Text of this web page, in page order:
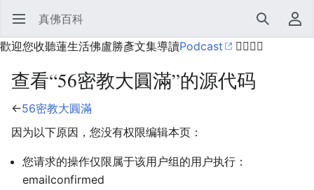
打开主菜单 真佛百科 搜索
用户菜单
歡迎您收聽蓮生活佛盧勝彥文集導讀Podcast 🙋‍♂️🙋‍♀️
查看“56密教大圓滿”的源代码
←56密教大圓滿
因为以下原因，您没有权限编辑本页：
您请求的操作仅限属于该用户组的用户执行：
emailconfirmed